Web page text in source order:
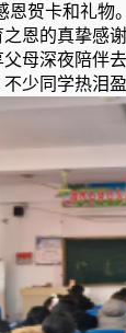
贺卡和礼物
恩的真挚感
母深夜陪伴
少同学热泪盈